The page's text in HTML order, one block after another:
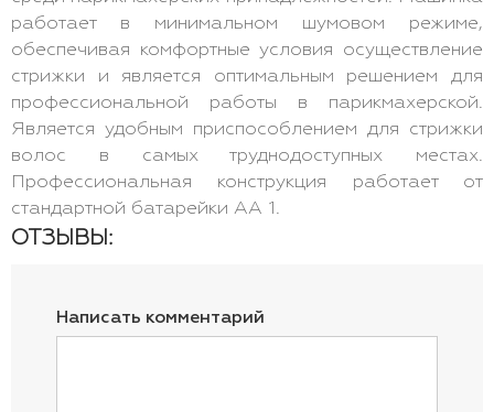
работает в минимальном шумовом режиме,
обеспечивая комфортные условия осуществление
стрижки и является оптимальным решением для
профессиональной работы в парикмахерской.
Является удобным приспособлением для стрижки
волос в самых труднодоступных местах.
Профессиональная конструкция работает от
стандартной батарейки АА 1.
ОТЗЫВЫ:
Написать комментарий